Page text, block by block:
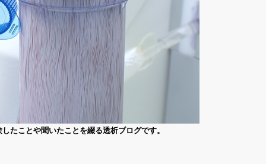
たことや聞いたことを綴る透析ブログです。